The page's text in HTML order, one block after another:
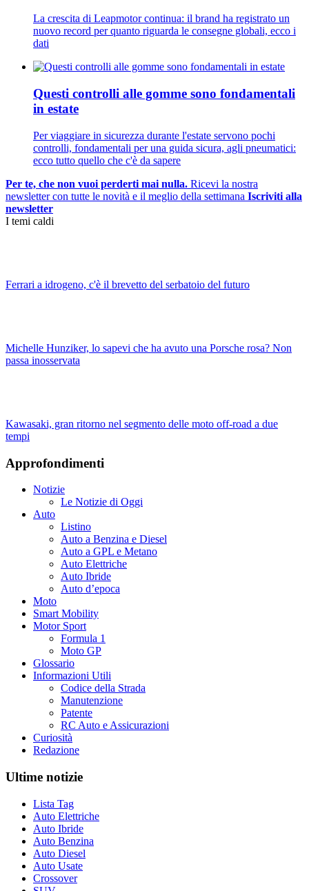
La crescita di Leapmotor continua: il brand ha registrato un
nuovo record per quanto riguarda le consegne globali, ecco i
dati
Questi controlli alle gomme sono fondamentali
in estate
Per viaggiare in sicurezza durante l'estate servono pochi
controlli, fondamentali per una guida sicura, agli pneumatici:
ecco tutto quello che c'è da sapere
Per te, che non vuoi perderti mai nulla. Ricevi la nostra
newsletter con tutte le novità e il meglio della settimana Iscriviti alla
newsletter
I temi caldi
Ferrari a idrogeno, c'è il brevetto del serbatoio del futuro
Michelle Hunziker, lo sapevi che ha avuto una Porsche rosa? Non
passa inosservata
Kawasaki, gran ritorno nel segmento delle moto off-road a due
tempi
Approfondimenti
Notizie
Le Notizie di Oggi
Auto
Listino
Auto a Benzina e Diesel
Auto a GPL e Metano
Auto Elettriche
Auto Ibride
Auto d’epoca
Moto
Smart Mobility
Motor Sport
Formula 1
Moto GP
Glossario
Informazioni Utili
Codice della Strada
Manutenzione
Patente
RC Auto e Assicurazioni
Curiosità
Redazione
Ultime notizie
Lista Tag
Auto Elettriche
Auto Ibride
Auto Benzina
Auto Diesel
Auto Usate
Crossover